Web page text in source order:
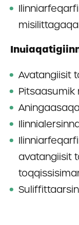
Avatangiisit
avatangiisit